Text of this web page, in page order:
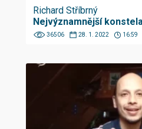
Richard Stříbrný
Nejvýznamnější
36506 28. 1. 2022 16:59